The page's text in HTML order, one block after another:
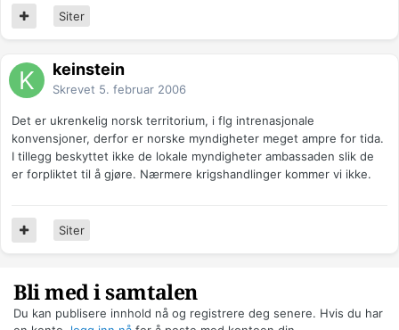
Siter
keinstein
Skrevet 5. februar 2006
Det er ukrenkelig norsk territorium, i flg intrenasjonale
konvensjoner, derfor er norske myndigheter meget ampre for tida.
I tillegg beskyttet ikke de lokale myndigheter ambassaden slik de
er forpliktet til å gjøre. Nærmere krigshandlinger kommer vi ikke.
Siter
Bli med i samtalen
Du kan publisere innhold nå og registrere deg senere. Hvis du har